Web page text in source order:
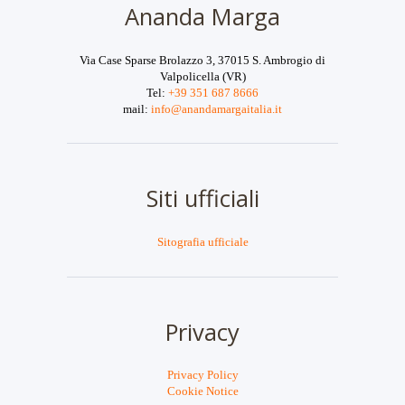
Ananda Marga
Via Case Sparse Brolazzo 3, 37015 S. Ambrogio di
Valpolicella (VR)
Tel: +39 351 687 8666
mail: info@anandamargaitalia.it
Siti ufficiali
Sitografia ufficiale
Privacy
Privacy Policy
Cookie Notice